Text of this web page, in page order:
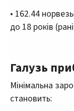
• 162.44
до 18 років
Галузь
Мінімальна
становить: